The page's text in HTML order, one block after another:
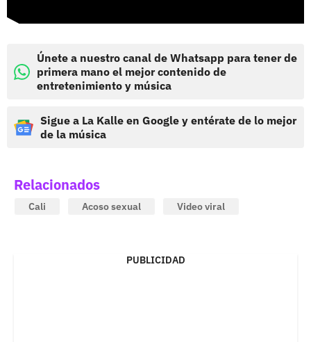
Únete a nuestro canal de Whatsapp para tener de
primera mano el mejor contenido de
entretenimiento y música
Sigue a La Kalle en Google y entérate de lo mejor
de la música
Relacionados
Cali Acoso sexual Video viral
PUBLICIDAD